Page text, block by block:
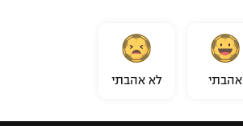
אהבתי לא אהבתי